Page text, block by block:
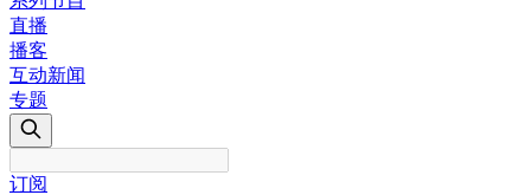
直播
播客
互动新闻
专题
订阅